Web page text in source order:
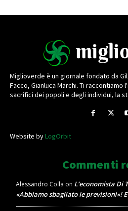
Miglioverde è un giornale fondato da
Facco, Gianluca Marchi. Ti
sacrifici dei popoli e degli individui, la
Website byLogOrbit
Commenti
Alessandro Colla on L’economista Di
«Abbiamo sbagliato le previsioni»! E